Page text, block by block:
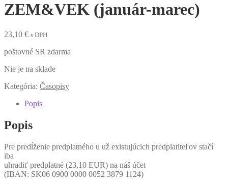
ZEM&VEK (január-marec)
23,10 € s DPH
poštovné SR zdarma
Nie je na sklade
Kategória: Časopisy
Popis
Popis
Pre predĺženie predplatného u už existujúcich predplatiteľov stačí
iba
uhradiť predplatné (23,10 EUR) na náš účet
(IBAN: SK06 0900 0000 0052 3879 1124)